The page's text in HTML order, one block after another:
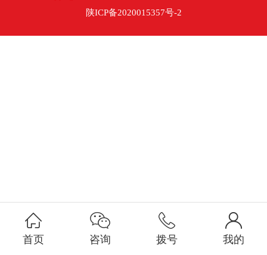
陕ICP备2020015357号-2
首页 咨询 拨号 我的